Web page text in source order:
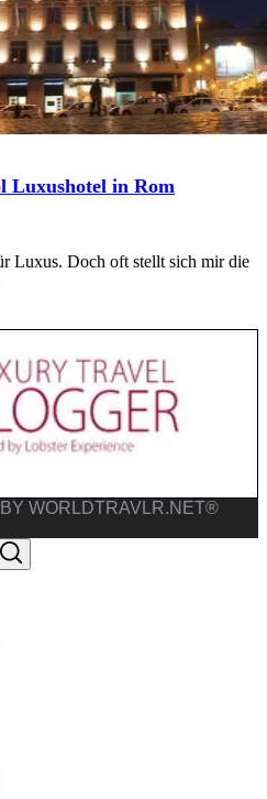
Luxushotel in Rom
Luxus. Doch oft stellt sich mir die
WORLDTRAVLR.NET®